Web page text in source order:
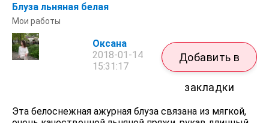
Блуза льняная белая
Мои работы
Оксана
2018-01-14
15:31:17
Добавить в
закладки
Эта белоснежная ажурная блуза связана из мягкой,